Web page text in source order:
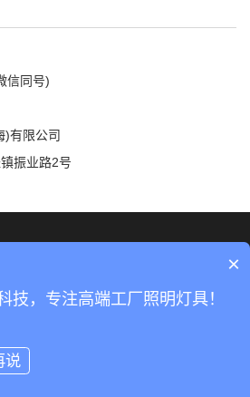
信同号)
)有限公司
振业路2号
×
技，专注高端工厂照明灯具！
说